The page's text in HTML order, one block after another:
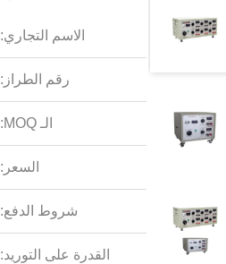
الاسم التجاري:
رقم الطراز:
الـ MOQ:
السعر:
شروط الدفع:
القدرة على التوريد: